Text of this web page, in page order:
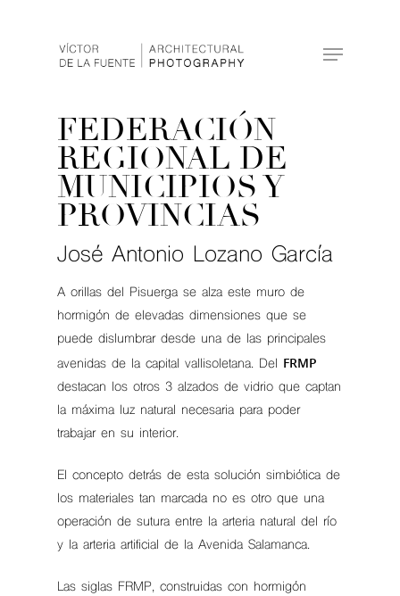
Hit enter to search or ESC to close
FEDERACIÓN
REGIONAL DE
MUNICIPIOS Y
PROVINCIAS
José Antonio Lozano García
A orillas del Pisuerga se alza este muro de
hormigón de elevadas dimensiones que se
puede dislumbrar desde una de las principales
avenidas de la capital vallisoletana. Del FRMP
destacan los otros 3 alzados de vidrio que captan
la máxima luz natural necesaria para poder
trabajar en su interior.
El concepto detrás de esta solución simbiótica de
los materiales tan marcada no es otro que una
operación de sutura entre la arteria natural del río
y la arteria artificial de la Avenida Salamanca.
Las siglas FRMP, construidas con hormigón